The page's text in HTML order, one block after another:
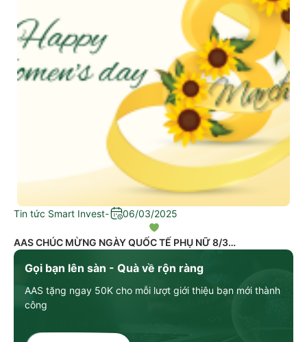
Gọi bạn lên sàn - Quà về rộn ràng
AAS tặng ngay 50K cho mỗi lượt giới thiệu bạn mới thành
công
Tin tức Smart Invest- 06/03/2025
AAS CHÚC MỪNG NGÀY QUỐC TẾ PHỤ NỮ 8/3